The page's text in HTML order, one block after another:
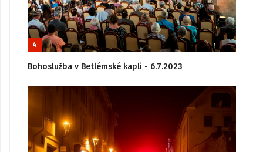
4
Bohoslužba v Betlémské kapli - 6.7.2023